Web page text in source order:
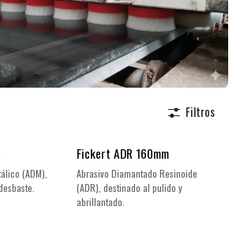
Filtros
(ADM),
Fickert ADR 160mm
Abrasivo Diamantado Resinoide
(ADR), destinado al pulido y
abrillantado.